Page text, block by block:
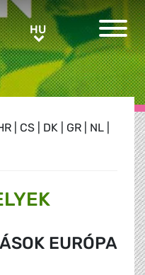
HUHU
CS DK GR NL
EURÓPA